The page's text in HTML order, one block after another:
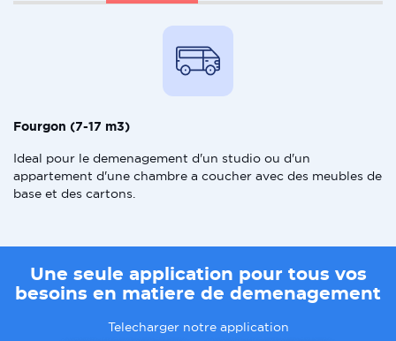
Fourgon (7-17 m3)
Ideal pour le demenagement d'un studio ou d'un
appartement d'une chambre a coucher avec des meubles de
base et des cartons.
Une seule application pour tous vos
besoins en matiere de demenagement
Telecharger notre application